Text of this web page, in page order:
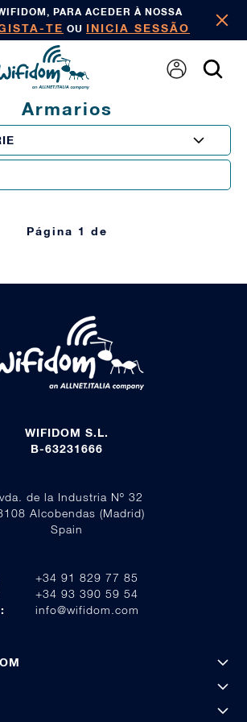
PARA ACEDER À NOSSA
TE OU INICIA SESSÃO
Armarios
Página 1 de
WIFIDOM S.L.
B-63231666
de la Industria Nº 32
Alcobendas (Madrid)
Spain
+34 91 829 77 85
+34 93 390 59 54
info@wifidom.com